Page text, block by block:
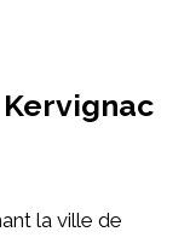
la ville de